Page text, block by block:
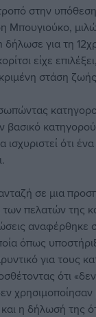
στην
Μπουγιούκο,
για τη
είχε
στάση
βασικό
ότι
σε μια
πελατών της
αναφέρθηκε
όπως
για τους
ότι
χρησιμοποίησαν
η δήλωσή της